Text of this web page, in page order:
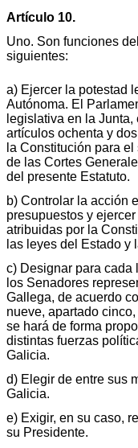
Artículo 10.
Uno. Son funciones
siguientes:
a) Ejercer la potestad
Autónoma. El
legislativa en la
artículos ochenta y
la Constitución para
de las Cortes
del presente Estatuto.
b) Controlar la acción
presupuestos y
atribuidas por la
las leyes del Estado y
c) Designar para cada
los Senadores
Gallega, de acuerdo
nueve, apartado
se hará de forma
distintas fuerzas
Galicia.
d) Elegir de entre sus
Galicia.
e) Exigir, en su caso,
su Presidente.